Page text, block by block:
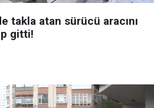
takla atan sürücü aracını
gitti!